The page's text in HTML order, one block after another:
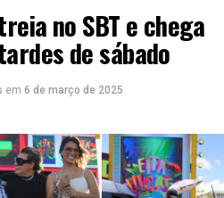
no SBT e chega
de sábado
em 6 de março de 2025